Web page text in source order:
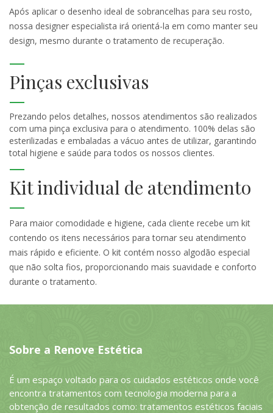
Após aplicar o desenho ideal de sobrancelhas para seu rosto,
nossa designer especialista irá orientá-la em como manter seu
design, mesmo durante o tratamento de recuperação.
Pinças exclusivas
Prezando pelos detalhes, nossos atendimentos são realizados
com uma pinça exclusiva para o atendimento. 100% delas são
esterilizadas e embaladas a vácuo antes de utilizar, garantindo
total higiene e saúde para todos os nossos clientes.
Kit individual de atendimento
Para maior comodidade e higiene, cada cliente recebe um kit
contendo os itens necessários para tornar seu atendimento
mais rápido e eficiente. O kit contém nosso algodão especial
que não solta fios, proporcionando mais suavidade e conforto
durante o tratamento.
Sobre a Renove Estética
É um espaço voltado para os cuidados estéticos onde você
encontra tratamentos com tecnologia moderna para a
obtenção de resultados como: tratamentos estéticos faciais